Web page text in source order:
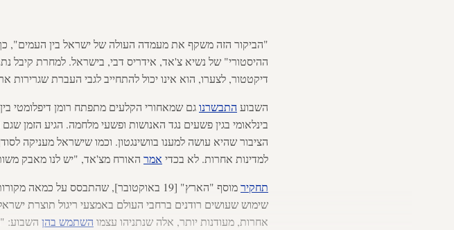
"הביקור הזה משקף את מעמדה העולה של ישראל בין העמים",
ההיסטורי" של נשיא צ'אד, אידריס דבי, בישראל. למחרת קיבל
דיקטטור, לצערו, הוא אינו יכול להתחייב לגבי העברת שגרירות
השבוע התבשרנוגם שמאחורי הקלעים מתפתח רומן דיפלומטי
בינלאומי בגין פשעים נגד האנושות ופשעי מלחמה. הגיע הזמן
הציבור שהיא עושה למענו בוושינגטון. וכמו שישראל מעניקה
למדינות אחרות. לא בכדי אמר האורח מצ'אד, "יש לנו מאבק
תחקיר
שימוש שעושים רודנים ברחבי העולם באמצעי ריגול תוצרת
אחרות, מעודנות יותר, אלה שנתניהו עצמו השתמש בהן השבוע: